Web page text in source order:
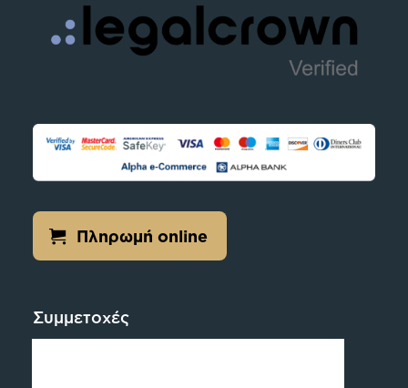
Πληρωμή online
Συμμετοχές